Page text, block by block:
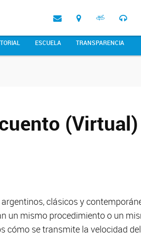
ESCUELA TRANSPARENCIA
(Virtual)
clásicos y
un mismo procedimiento o un
cómo se transmite la velocidad